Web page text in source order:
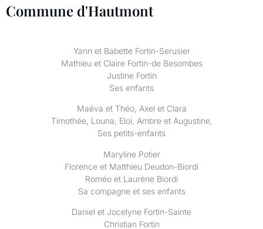
Commune d'Hautmont
Yann et Babette Fortin-Serusier
Mathieu et Claire Fortin-de Besombes
Justine Fortin
Ses enfants
Maéva et Théo, Axel et Clara
Timothée, Louna, Eloi, Ambre et Augustine,
Ses petits-enfants
Maryline Potier
Florence et Matthieu Deudon-Biordi
Roméo et Laurène Biordi
Sa compagne et ses enfants
Daniel et Jocelyne Fortin-Sainte
Christian Fortin